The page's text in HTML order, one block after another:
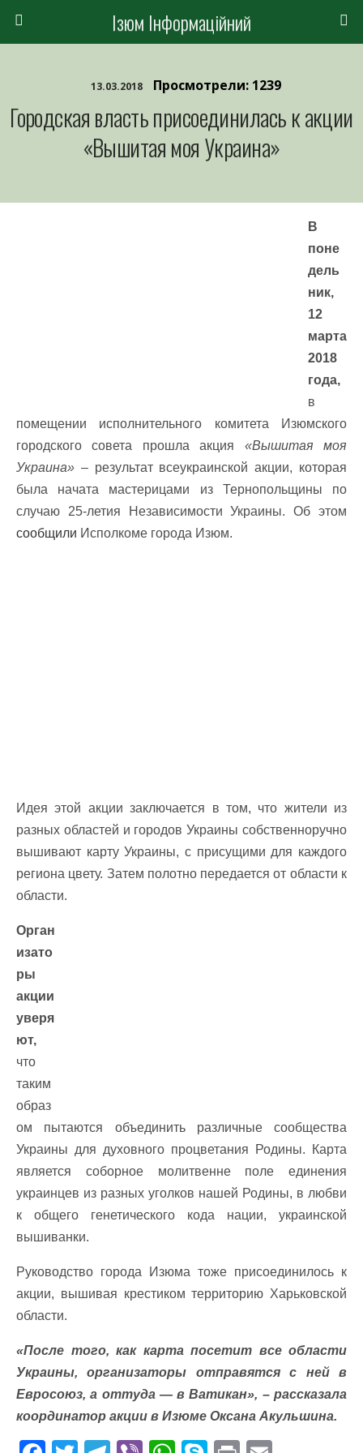
Ізюм Інформаційний
13.03.2018 Просмотрели: 1239
Городская власть присоединилась к акции
«Вышитая моя Украина»
В
поне
дель
ник,
12
марта
2018
года,
в
помещении исполнительного комитета Изюмского
городского совета прошла акция «Вышитая моя
Украина» – результат всеукраинской акции, которая
была начата мастерицами из Тернопольщины по
случаю 25-летия Независимости Украины. Об этом
сообщили Исполкоме города Изюм.
Идея этой акции заключается в том, что жители из
разных областей и городов Украины собственноручно
вышивают карту Украины, с присущими для каждого
региона цвету. Затем полотно передается от области к
области.
Орган
изато
ры
акции
уверя
ют,
что
таким
образ
ом пытаются объединить различные сообщества
Украины для духовного процветания Родины. Карта
является соборное молитвенне поле единения
украинцев из разных уголков нашей Родины, в любви
к общего генетического кода нации, украинской
вышиванки.
Руководство города Изюма тоже присоединилось к
акции, вышивая крестиком территорию Харьковской
области.
«После того, как карта посетит все области
Украины, организаторы отправятся с ней в
Евросоюз, а оттуда — в Ватикан», – рассказала
координатор акции в Изюме Оксана Акульшина.